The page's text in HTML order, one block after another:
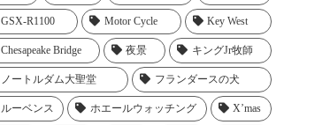
GSX-R1100 Motor Cycle Key West
Chesapeake Bridge 夜景 キングJr牧師
ノートルダム大聖堂 フランダースの犬
ルーベンス ホエールウォッチング X’mas